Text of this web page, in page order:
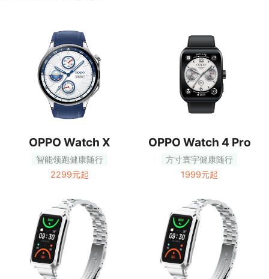
OPPO Watch X
智能领跑健康随行
2299元起
OPPO Watch 4 Pro
方寸寰宇健康随行
1999元起